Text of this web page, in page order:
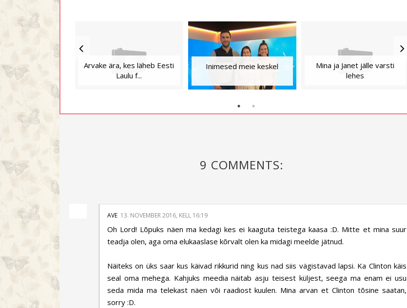
Arvake ära, kes läheb Eesti
Laulu f...
Inimesed meie keskel
Mina ja Janet jälle varsti
lehes
9 COMMENTS:
AVE 13. NOVEMBER 2016, KELL 16:19
Oh Lord! Lõpuks näen ma kedagi kes ei kaaguta teistega kaasa :D. Mitte et mina suur
teadja olen, aga oma elukaaslase kõrvalt olen ka midagi meelde jätnud.
Näiteks on üks saar kus käivad rikkurid ning kus nad siis vägistavad lapsi. Ka Clinton käis
seal oma mehega. Kahjuks meedia näitab asju teisest küljest, seega ma enam ei usu
seda mida ma telekast näen või raadiost kuulen. Mina arvan et Clinton tõsine saatan,
sorry :D.